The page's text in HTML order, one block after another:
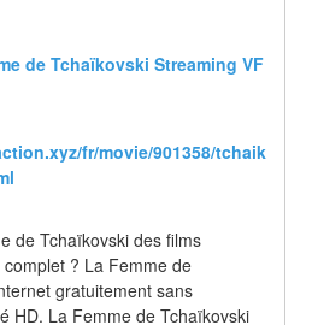
de Tchaïkovski Streaming VF
fr/movie/901358/tchaik
de Tchaïkovski des films
? La Femme de
gratuitement sans
HD. La Femme de Tchaïkovski